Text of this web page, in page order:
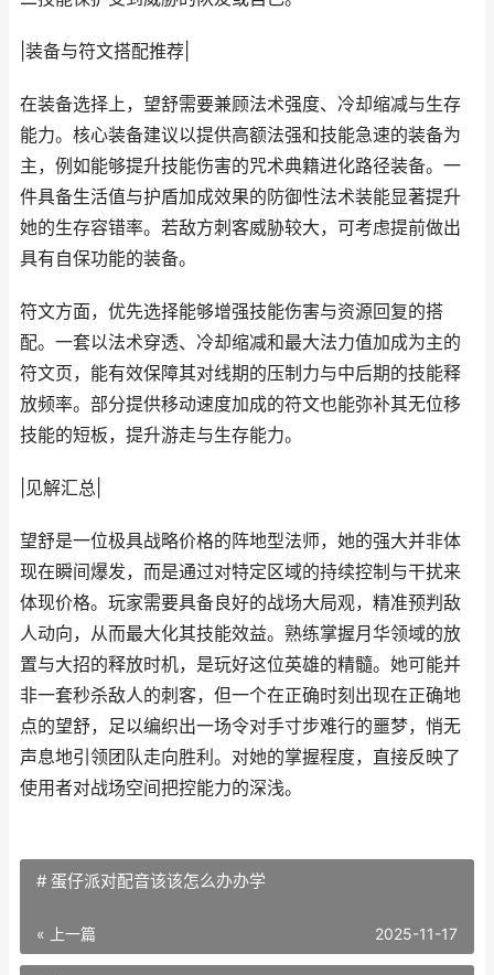
|装备与符文搭配推荐|
在装备选择上，望舒需要兼顾法术强度、冷却缩减与生存
能力。核心装备建议以提供高额法强和技能急速的装备为
主，例如能够提升技能伤害的咒术典籍进化路径装备。一
件具备生活值与护盾加成效果的防御性法术装能显著提升
她的生存容错率。若敌方刺客威胁较大，可考虑提前做出
具有自保功能的装备。
符文方面，优先选择能够增强技能伤害与资源回复的搭
配。一套以法术穿透、冷却缩减和最大法力值加成为主的
符文页，能有效保障其对线期的压制力与中后期的技能释
放频率。部分提供移动速度加成的符文也能弥补其无位移
技能的短板，提升游走与生存能力。
|见解汇总|
望舒是一位极具战略价格的阵地型法师，她的强大并非体
现在瞬间爆发，而是通过对特定区域的持续控制与干扰来
体现价格。玩家需要具备良好的战场大局观，精准预判敌
人动向，从而最大化其技能效益。熟练掌握月华领域的放
置与大招的释放时机，是玩好这位英雄的精髓。她可能并
非一套秒杀敌人的刺客，但一个在正确时刻出现在正确地
点的望舒，足以编织出一场令对手寸步难行的噩梦，悄无
声息地引领团队走向胜利。对她的掌握程度，直接反映了
使用者对战场空间把控能力的深浅。
# 蛋仔派对配音该该怎么办办学
« 上一篇 2025-11-17